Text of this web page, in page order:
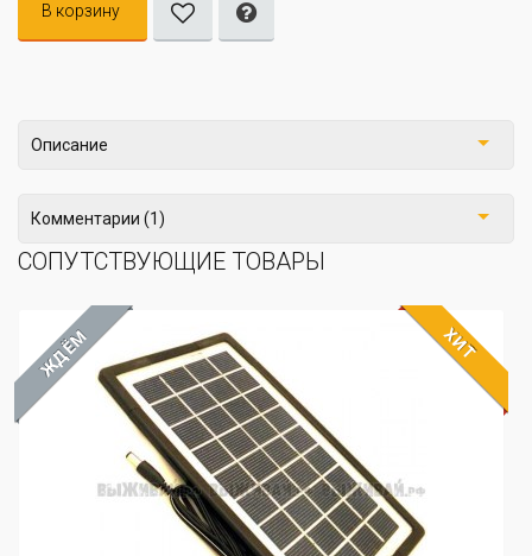
В корзину
Описание
Комментарии (1)
СОПУТСТВУЮЩИЕ ТОВАРЫ
ЖДЁМ ХИТ